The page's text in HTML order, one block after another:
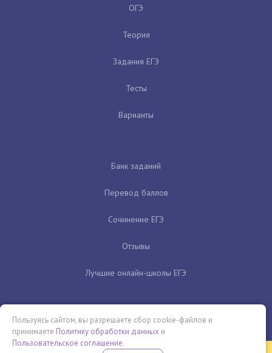
ОГЭ
Теория
Задания ЕГЭ
Тесты
Варианты
Банк заданий
Перевод баллов
Сочинение ЕГЭ
Отзывы
Лучшие онлайн-школы ЕГЭ
Пользуясь сайтом, вы разрешаете сбор cookie-файлов и
принимаете Политику обработки данных и
Пользовательское соглашение.